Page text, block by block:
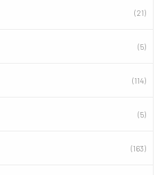
(21)
(5)
(114)
(5)
(163)